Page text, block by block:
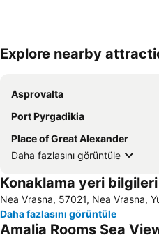
Explore nearby
Asprovalta
Port Pyrgadikia
Place of Great Alexander
Daha fazlasını görüntüle
Konaklama yeri bilgileri
Nea Vrasna, 57021, Nea Vrasna,
Daha fazlasını görüntüle
Amalia Rooms Sea